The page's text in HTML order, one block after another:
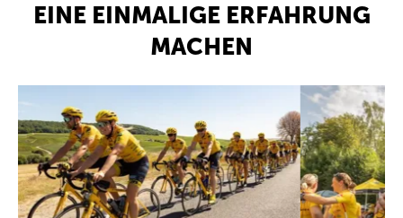
EINE EINMALIGE ERFAHRUNG
MACHEN